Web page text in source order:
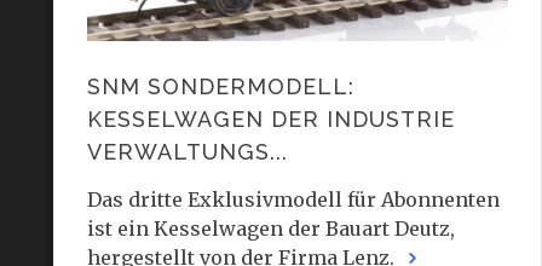
SNM SONDERMODELL:
KESSELWAGEN DER INDUSTRIE
VERWALTUNGS...
Das dritte Exklusivmodell für Abonnenten
ist ein Kesselwagen der Bauart Deutz,
hergestellt von der Firma Lenz.